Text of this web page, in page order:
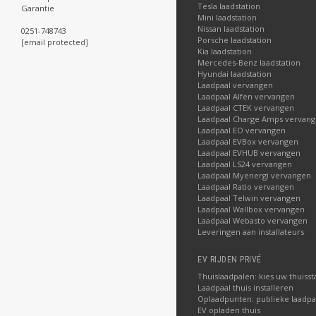
Garantie
0251-748743
[email protected]
Tesla laadstation
Mini laadstation
Nissan laadstation
Porsche laadstation
Kia laadstation
Mercedes-Benz laadstation
Hyundai laadstation
Laadpaal vervangen
Laadpaal Alfen vervangen
Laadpaal CTEK vervangen
Laadpaal Charge Amps
Laadpaal EO vervangen
Laadpaal EVBox vervangen
Laadpaal EVHUB vervangen
Laadpaal LS24 vervangen
Laadpaal Myenergi vervangen
Laadpaal Ratio vervangen
Laadpaal Telwin vervangen
Laadpaal Wallbox vervangen
Laadpaal Webasto vervangen
Leveringen aan installateurs
EV RIJDEN PRIVÉ
Thuislaadpalen: kies uw
Laadpaal thuis installeren
Oplaadpunten: publieke
EV opladen thuis